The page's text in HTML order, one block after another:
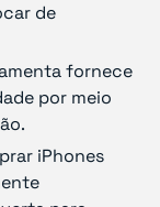
de
fornece
por meio
iPhones